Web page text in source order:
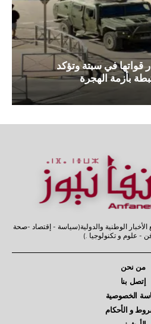
قواتها في سبتة وتؤكد
بأزمة الهجرة
الأخبار الوطنية والدولية(سياسة - إقتصاد -صحة
- علوم و تكنولوجيا .)
من نحن
إتصل بنا
الخصوصية
و الأحكام